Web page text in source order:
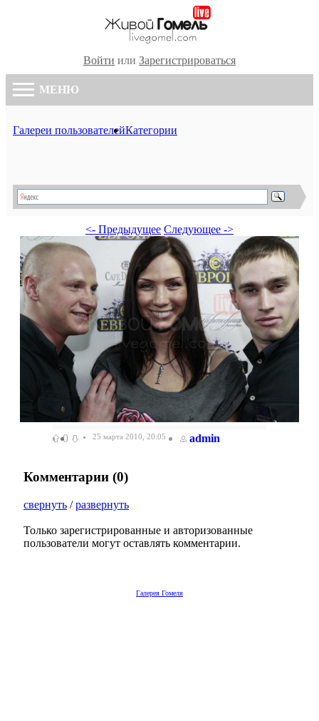
Войти или Зарегистрироваться
МЕНЮ
Галереи пользователейКатегории
<- Предыдущее Следующее ->
0 25 марта 2010, 20:05 admin
Комментарии (0)
свернуть /развернуть
Только зарегистрированные и авторизованные
пользователи могут оставлять комментарии.
Галерея Гомеля